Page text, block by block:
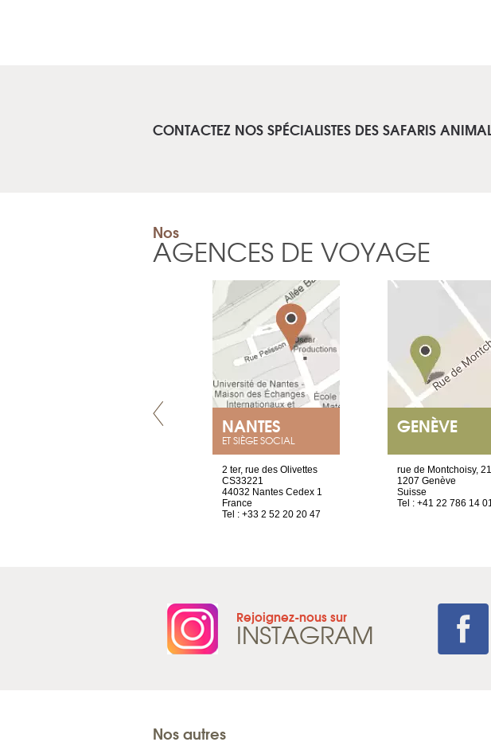
CONTACTEZ NOS SPÉCIALISTES DES SAFARIS
Nos
AGENCES DE VOYAGE
NANTES
ET SIÈGE SOCIAL
2 ter, rue des Olivettes
CS33221
44032 Nantes Cedex 1
France
Tel : +33 2 52 20 20 47
GENÈVE
rue de Montchoisy, 21
1207 Genève
Suisse
Tel : +41 22 786 14
Rejoignez-nous sur
INSTAGRAM
Nos autres